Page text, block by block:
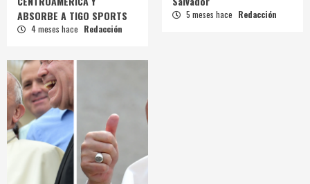
ABSORBE A TIGO SPORTS
4 meses hace Redacción
5 meses hace Redacción